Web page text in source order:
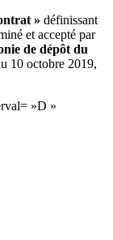
» définissant
et accepté par
de dépôt du
10 octobre 2019,
»D »